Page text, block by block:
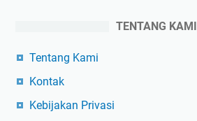
TENTANG KAMI
Tentang Kami
Kontak
Kebijakan Privasi